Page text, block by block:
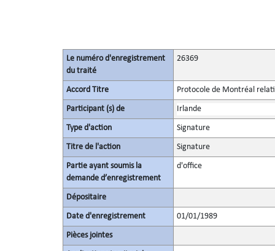
Le numéro d'enregistrement
du traité
26369
Accord Titre Protocole de Montréal
Participant (s) de Irlande
Type d'action Signature
Titre de l'action Signature
Partie ayant soumis la
demande d’enregistrement
d'office
Dépositaire
Date d'enregistrement 01/01/1989
Pièces jointes